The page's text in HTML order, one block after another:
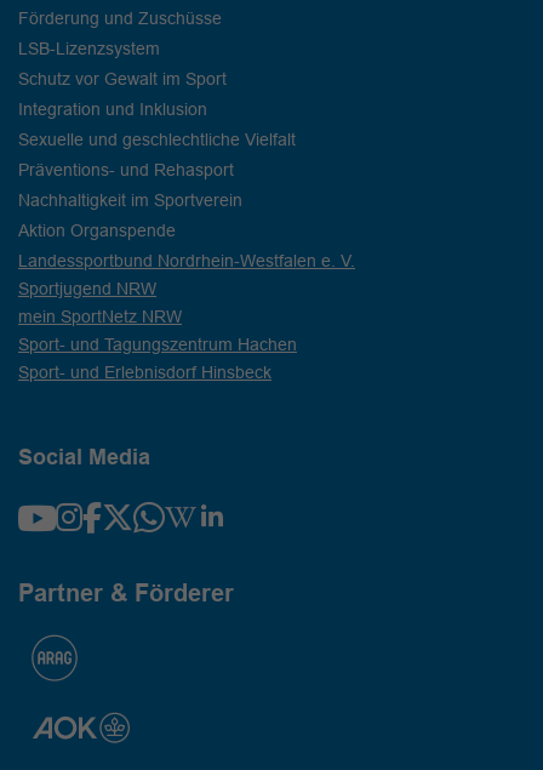
Förderung und Zuschüsse
LSB-Lizenzsystem
Schutz vor Gewalt im Sport
Integration und Inklusion
Sexuelle und geschlechtliche Vielfalt
Präventions- und Rehasport
Nachhaltigkeit im Sportverein
Aktion Organspende
Landessportbund Nordrhein-Westfalen e. V.
Sportjugend NRW
mein SportNetz NRW
Sport- und Tagungszentrum Hachen
Sport- und Erlebnisdorf Hinsbeck
Social Media
Partner & Förderer